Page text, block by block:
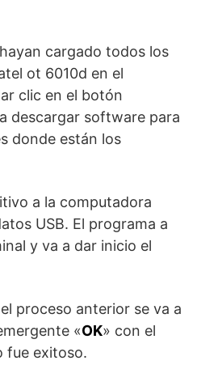
cargado todos los
ot 6010d en el
clic en el botón
descargar software para
donde están los
a la computadora
USB. El programa a
y va a dar inicio el
proceso anterior se va a
«OK» con el
fue exitoso.